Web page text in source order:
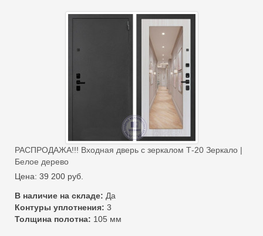
РАСПРОДАЖА!!! Входная дверь с зеркалом Т-20 Зеркало |
Белое дерево
Цена: 39 200 руб.
В наличие на складе: Да
Контуры уплотнения: 3
Толщина полотна: 105 мм